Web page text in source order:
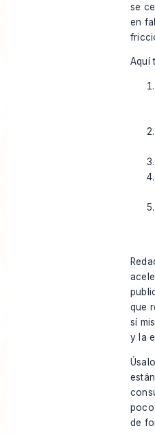
se
en
Aquí
que
sí
y la
poco
de